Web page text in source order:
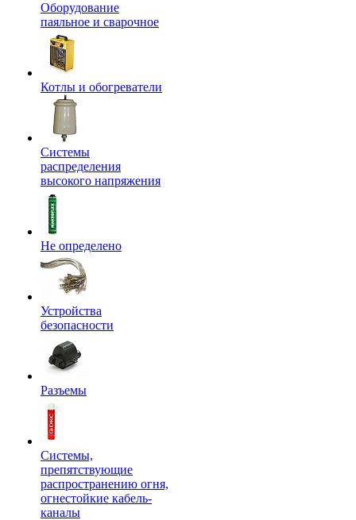
Оборудование
паяльное и сварочное
Котлы и обогреватели
Системы
распределения
высокого напряжения
Не определено
Устройства
безопасности
Разъемы
Системы,
препятствующие
распространению огня,
огнестойкие кабель-
каналы